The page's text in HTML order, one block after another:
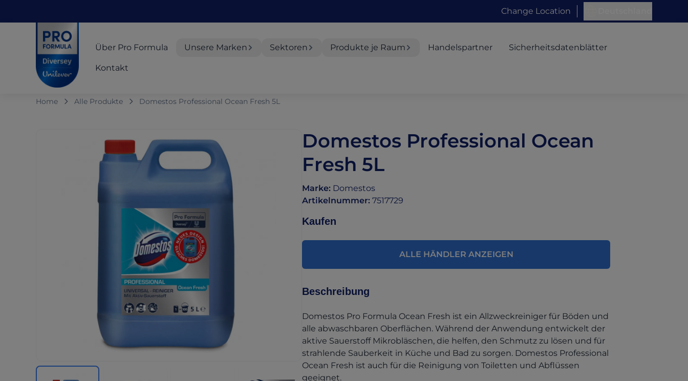
Change Location
Über Pro Formula Unsere Marken Sektoren Produkte je Raum Handelspartner Sicherheitsdatenblätter
Kontakt
Home Alle Produkte Domestos Professional Ocean Fresh 5L
Domestos Professional Ocean
Fresh 5L
Marke: Domestos
Artikelnummer: 7517729
Kaufen
ALLE HÄNDLER ANZEIGEN
Beschreibung
Domestos Pro Formula Ocean Fresh ist ein Allzweckreiniger für Böden und
alle abwaschbaren Oberflächen. Während der Anwendung entwickelt der
aktive Sauerstoff Mikrobläschen, die helfen, den Schmutz zu lösen und für
strahlende Sauberkeit in Küche und Bad zu sorgen. Domestos Professional
Ocean Fresh ist auch für die Reinigung von Toiletten und Abflüssen
geeignet.